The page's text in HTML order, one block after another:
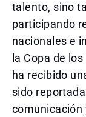
talento, sino
participando
nacionales e
la Copa de
ha recibido
sido
comunicación